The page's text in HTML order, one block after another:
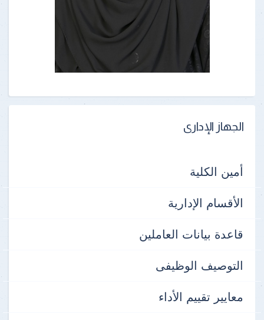
الجهاز الإدارى
أمين الكلية
الأقسام الإدارية
قاعدة بيانات العاملين
التوصيف الوظيفى
معايير تقييم الأداء